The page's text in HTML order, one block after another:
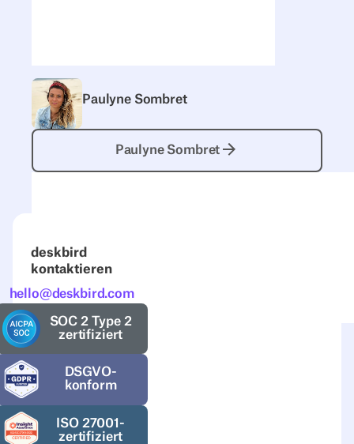
Paulyne Sombret
Paulyne Sombret
deskbird
kontaktieren
hello@deskbird.com
SOC 2 Type 2
zertifiziert
DSGVO-
konform
ISO 27001-
zertifiziert